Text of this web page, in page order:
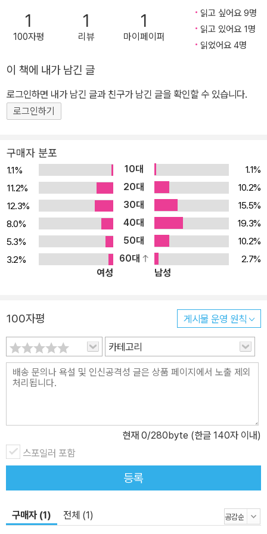
두에 두어야 한다고 말한다. “우리가 본능에 의한 충동을 실행에 옮기
고 물리적 환경에 반응하는 것 이상의 뭔가를 할 수 있게 해주는 바로
그 추론과 해석의 능력 덕분에 우리는 무엇이든 연구할 수 있다.” 저
대로 이해해야 한다고 지적하고, 사회적 행위의 규칙적 패턴을 찾아
내는 데서 그치지 않고 사회학적 설명에는 이해가 필요하다고 전제한
다. 나아가 비판적 사고, 정직하고 성실한 증거 수집, 아이디어의 내적
지 않는 공개적 의견 교환과 자료 교환 등은 모두 사회과학에 긍정적
영향을 줄 수 있으며 마땅히 그래야 한다고 주장한다. 학문으로서의
사회학은 공평무사를 목표로 삼는다 “세상을 개선하는 것은 사회학
자의 일차적 관심사가 될 수 없다. 사회학자들은 연구주제를 정할 때
사회적으로 문제시되는 일이 아니라 사회학적으로 흥미로운 일을 의
식해야 한다. 사회학자들은 어떤 분야에 대해 일단은 기술하고 설명
할 수 있게 된 다음에야 분별력 있는 정책 제안을 할 수 있는 지점까지
그 분야에 대한 이해를 높여갈 수 있다.” 이 책에서 저자가 말하는 학
삼는다. 일반인은 보통 자신이 지닌 문제는 사회 탓으로, 자신이 거둔
성공은 자기 공로로 돌리고 싶어한다. 하지만 사회학자들은 질병, 가
난, 실패, 불행의 사회적 원인은 물론이고 건강, 부, 성공, 행복의 사회
적 원인에도 관심을 가진다. 학문으로서의 사회학은 또 증거에 입각
하는 것을 목표로 삼을 뿐 아니라, 개인보다는 일반적인 것이나 전형
적인 것에 관심을 둔다. 일반인들의 경우에는 이른바 인간 행동의 일
반적 원칙을 만들기 위해 개인의 인생을 연구한다고 저자는 상기시킨
다. “추측 이상의 뭔가가 되려면 사회학은 경험적이어야만 한다. 이
말은, 사회학적 설명(그리고 그 설명을 묶은 이론이라는 꾸러미)이 현
실 세계에 대한 건전한 관찰에 토대를 두고 있어야 한다는 뜻이다.”
저자는 사회학이 경험적인 학문이 되려면 자연과학을 본보기로 삼아
야 한다고 강조한다.
1
100자평
1
리뷰
1
마이페이퍼
읽고 싶어요 9명
읽고 있어요 1명
읽었어요 4명
이 책에 내가 남긴 글
로그인하면 내가 남긴 글과 친구가 남긴 글을 확인할 수 있습니다.
로그인하기
구매자 분포
1.1% 10대
1.1%
11.2%
20대
10.2%
12.3%
30대
15.5%
8.0%
40대
19.3%
5.3%
50대
10.2%
3.2%
60대
2.7%
여성
남성
100자평 게시물 운영 원칙
카테고리
현재 0/280byte (한글 140자 이내)
스포일러 포함
등록
구매자 (1) 전체 (1)